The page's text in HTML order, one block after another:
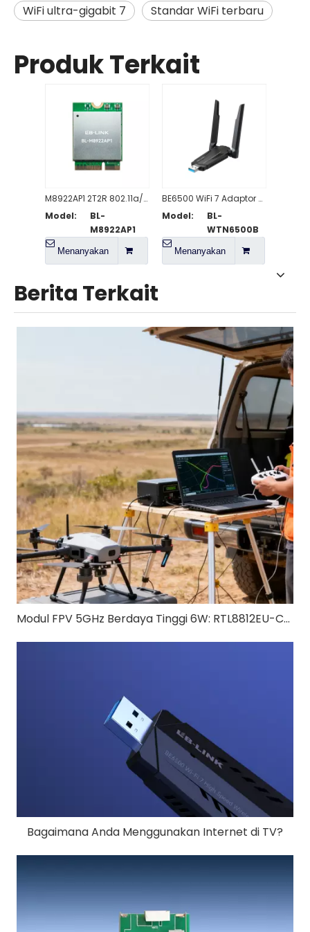
WiFi ultra-gigabit 7 Standar WiFi terbaru
Produk Terkait
M8922AP1 2T2R 802.11a/b/g/n/ac/ax/be WiFi 7 + Modul Sesuai BT5.4
Model:
BL-
M8922AP1
Menanyakan
BE6500 WiFi 7 Adaptor USB Nirkabel Kecepatan Tinggi
Model:
BL-
WTN6500B
Menanyakan
Berita Terkait
Modul FPV 5GHz Berdaya Tinggi 6W: RTL8812EU-CG untuk Drone FPV Jarak Jauh
Bagaimana Anda Menggunakan Internet di TV?